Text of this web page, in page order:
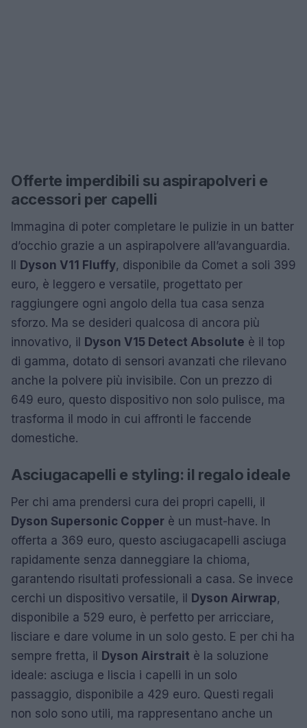
Offerte imperdibili su aspirapolveri e
accessori per capelli
Immagina di poter completare le pulizie in un batter
d’occhio grazie a un aspirapolvere all’avanguardia.
Il Dyson V11 Fluffy, disponibile da Comet a soli 399
euro, è leggero e versatile, progettato per
raggiungere ogni angolo della tua casa senza
sforzo. Ma se desideri qualcosa di ancora più
innovativo, il Dyson V15 Detect Absolute è il top
di gamma, dotato di sensori avanzati che rilevano
anche la polvere più invisibile. Con un prezzo di
649 euro, questo dispositivo non solo pulisce, ma
trasforma il modo in cui affronti le faccende
domestiche.
Asciugacapelli e styling: il regalo ideale
Per chi ama prendersi cura dei propri capelli, il
Dyson Supersonic Copper è un must-have. In
offerta a 369 euro, questo asciugacapelli asciuga
rapidamente senza danneggiare la chioma,
garantendo risultati professionali a casa. Se invece
cerchi un dispositivo versatile, il Dyson Airwrap,
disponibile a 529 euro, è perfetto per arricciare,
lisciare e dare volume in un solo gesto. E per chi ha
sempre fretta, il Dyson Airstrait è la soluzione
ideale: asciuga e liscia i capelli in un solo
passaggio, disponibile a 429 euro. Questi regali
non solo sono utili, ma rappresentano anche un